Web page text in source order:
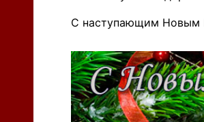
С наступающим Новым